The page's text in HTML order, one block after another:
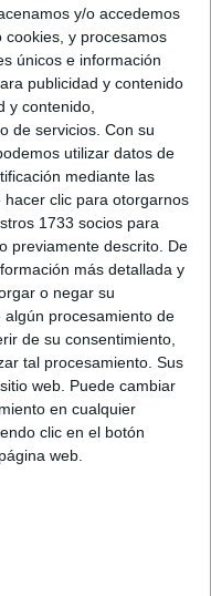
y/o accedemos
y procesamos
únicos e información
publicidad y contenido
y contenido,
de servicios. Con su
utilizar datos de
mediante las
clic para otorgarnos
1733 socios para
previamente descrito. De
más detallada y
o negar su
algún procesamiento de
de su consentimiento,
tal procesamiento. Sus
web. Puede cambiar
en cualquier
clic en el botón
web.
por el Instituto
de magnitud
de Marrakech y
GMT del sábado)
Ighil, situada unos 80
de Marrakech.
que el terremoto
Larache, a 550
Casablanca y Rabat,
donde sus
de réplicas.
a los